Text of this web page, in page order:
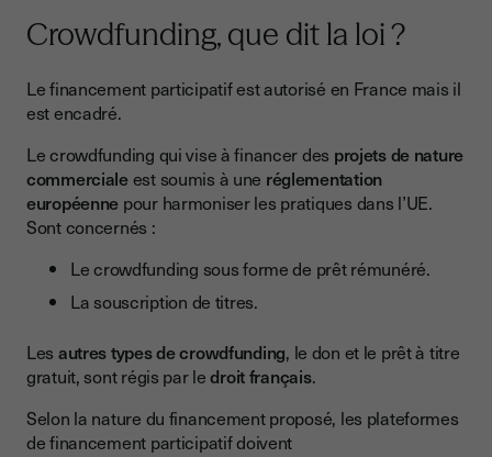
Crowdfunding, que dit la loi ?
Le financement participatif est autorisé en France mais il
est encadré.
Le crowdfunding qui vise à financer des projets de nature
commercialeest soumis à une réglementation
européenne pour harmoniser les pratiques dans l’UE.
Sont concernés :
Le crowdfunding sous forme de prêt rémunéré.
La souscription de titres.
Les autres types de crowdfunding, le don et le prêt à titre
gratuit, sont régis par ledroit français.
Selon la nature du financement proposé, les plateformes
de financement participatif doivent